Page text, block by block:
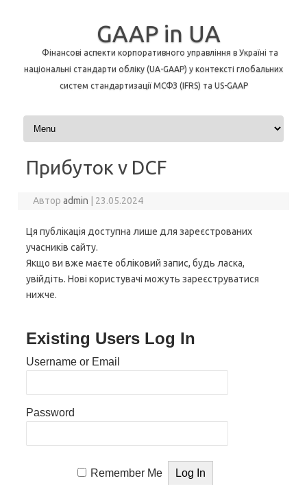
GAAP in UA
Фінансові аспекти корпоративного управління в Україні та
національні стандарти обліку (UA-GAAP) у контексті глобальних
систем стандартизації МСФЗ (IFRS) та US-GAAP
Перейти до контенту
Прибуток v DCF
Авторadmin 23.05.2024
Ця публікація доступна лише для зареєстрованих
учасників сайту.
Якщо ви вже маєте обліковий запис, будь ласка,
увійдіть. Нові користувачі можуть зареєструватися
нижче.
Existing Users Log In
Username or Email
Password
Remember Me